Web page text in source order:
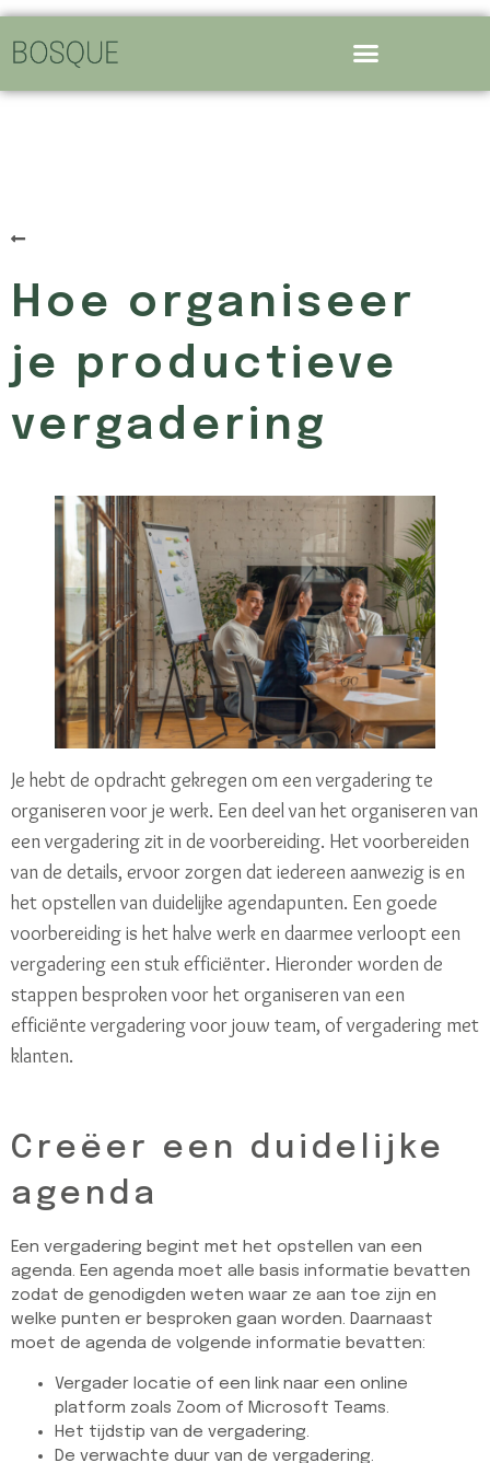
Hoe organiseer
je productieve
vergadering
Je hebt de opdracht gekregen om een vergadering te
organiseren voor je werk. Een deel van het organiseren van
een vergadering zit in de voorbereiding. Het voorbereiden
van de details, ervoor zorgen dat iedereen aanwezig is en
het opstellen van duidelijke agendapunten. Een goede
voorbereiding is het halve werk en daarmee verloopt een
vergadering een stuk efficiënter. Hieronder worden de
stappen besproken voor het organiseren van een
efficiënte vergadering voor jouw team, of vergadering met
klanten.
Creëer een duidelijke
agenda
Een vergadering begint met het opstellen van een
agenda. Een agenda moet alle basis informatie bevatten
zodat de genodigden weten waar ze aan toe zijn en
welke punten er besproken gaan worden. Daarnaast
moet de agenda de volgende informatie bevatten:
Vergader locatie of een link naar een online
platform zoals Zoom of Microsoft Teams.
Het tijdstip van de vergadering.
De verwachte duur van de vergadering.